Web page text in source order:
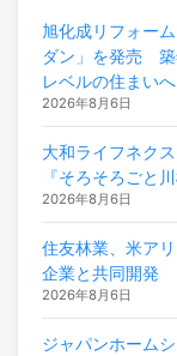
旭化成リフォー
ダン」を発売 築
レベルの住まいへ
2026年8月6日
大和ライフネク
『そろそろごと
2026年8月6日
住友林業、米ア
企業と共同開発
2026年8月6日
ジャパンホーム